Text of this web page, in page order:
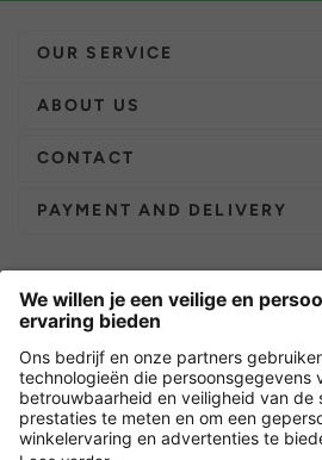
OUR SERVICE
ABOUT US
CONTACT
PAYMENT AND DELIVERY
Nederland
Versleuteling met